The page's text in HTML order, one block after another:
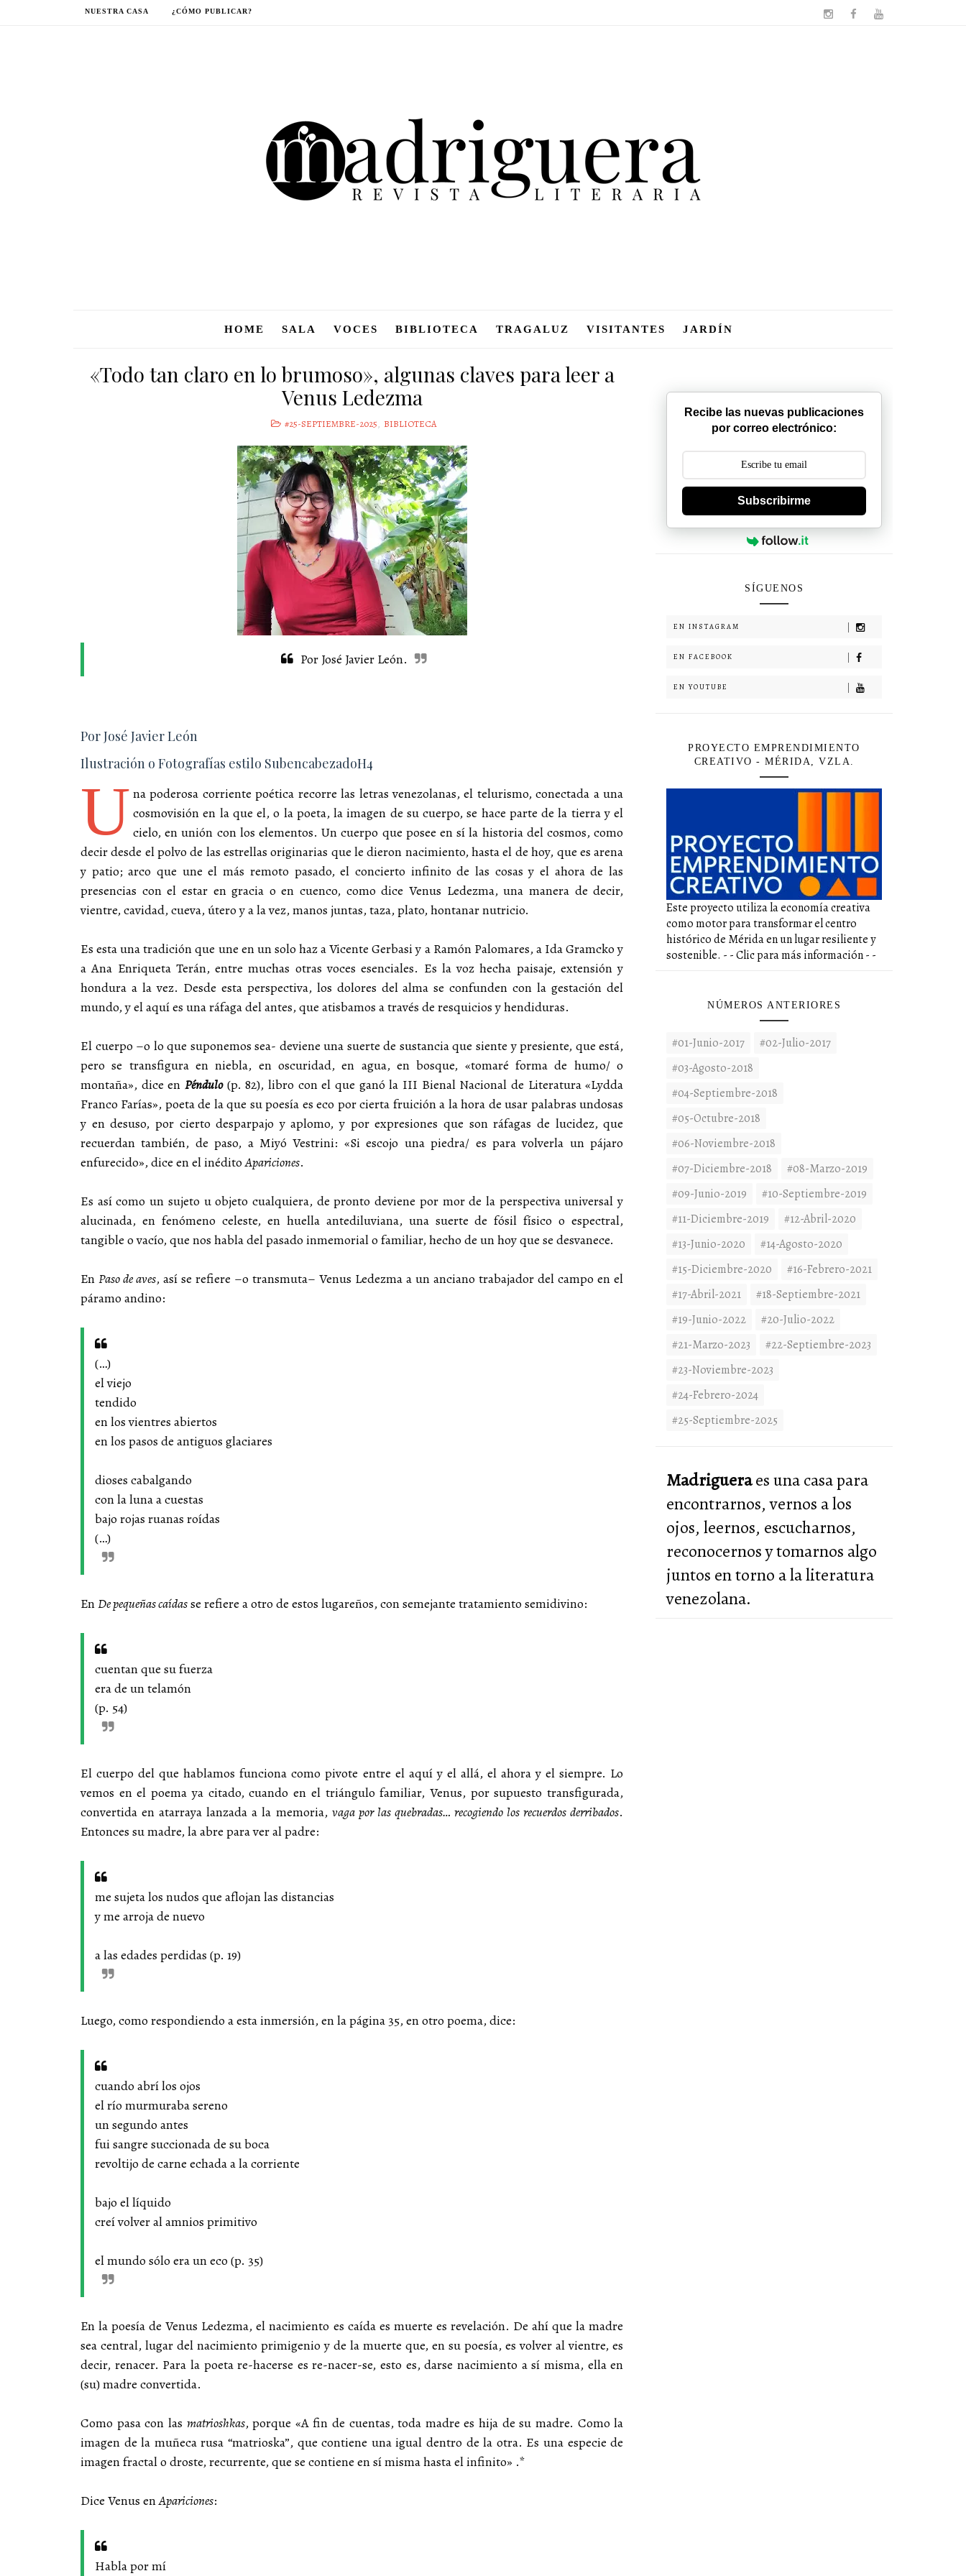
NUESTRA CASA ¿CÓMO PUBLICAR?
HOME SALA VOCES BIBLIOTECA TRAGALUZ VISITANTES JARDÍN
«Todo tan claro en lo brumoso», algunas claves para leer a
Venus Ledezma
#25-SEPTIEMBRE-2025, BIBLIOTECA
Por José Javier León.
Por José Javier León
Ilustración o Fotografías estilo SubencabezadoH4
U na poderosa corriente poética recorre las letras venezolanas, el telurismo, conectada a una
cosmovisión en la que el, o la poeta, la imagen de su cuerpo, se hace parte de la tierra y el
cielo, en unión con los elementos. Un cuerpo que posee en sí la historia del cosmos, como
decir desde el polvo de las estrellas originarias que le dieron nacimiento, hasta el de hoy, que es arena
y patio; arco que une el más remoto pasado, el concierto infinito de las cosas y el ahora de las
presencias con el estar en gracia o en cuenco, como dice Venus Ledezma, una manera de decir,
vientre, cavidad, cueva, útero y a la vez, manos juntas, taza, plato, hontanar nutricio.
Es esta una tradición que une en un solo haz a Vicente Gerbasi y a Ramón Palomares, a Ida Gramcko y
a Ana Enriqueta Terán, entre muchas otras voces esenciales. Es la voz hecha paisaje, extensión y
hondura a la vez. Desde esta perspectiva, los dolores del alma se confunden con la gestación del
mundo, y el aquí es una ráfaga del antes, que atisbamos a través de resquicios y hendiduras.
El cuerpo –o lo que suponemos sea- deviene una suerte de sustancia que siente y presiente, que está,
pero se transfigura en niebla, en oscuridad, en agua, en bosque, «tomaré forma de humo/ o
montaña», dice en Péndulo(p. 82), libro con el que ganó la III Bienal Nacional de Literatura «Lydda
Franco Farías», poeta de la que su poesía es eco por cierta fruición a la hora de usar palabras undosas
y en desuso, por cierto desparpajo y aplomo, y por expresiones que son ráfagas de lucidez, que
recuerdan también, de paso, a Miyó Vestrini: «Si escojo una piedra/ es para volverla un pájaro
enfurecido», dice en el inéditoApariciones.
Es así como un sujeto u objeto cualquiera, de pronto deviene por mor de la perspectiva universal y
alucinada, en fenómeno celeste, en huella antediluviana, una suerte de fósil físico o espectral,
tangible o vacío, que nos habla del pasado inmemorial o familiar, hecho de un hoy que se desvanece.
EnPaso de aves, así se refiere –o transmuta– Venus Ledezma a un anciano trabajador del campo en el
páramo andino:
(…)
el viejo
tendido
en los vientres abiertos
en los pasos de antiguos glaciares
dioses cabalgando
con la luna a cuestas
bajo rojas ruanas roídas
(…)
EnDe pequeñas caídasse refiere a otro de estos lugareños, con semejante tratamiento semidivino:
cuentan que su fuerza
era de un telamón
(p. 54)
El cuerpo del que hablamos funciona como pivote entre el aquí y el allá, el ahora y el siempre. Lo
vemos en el poema ya citado, cuando en el triángulo familiar, Venus, por supuesto transfigurada,
convertida en atarraya lanzada a la memoria, vaga por las quebradas… recogiendo los recuerdos derribados.
Entonces su madre, la abre para ver al padre:
me sujeta los nudos que aflojan las distancias
y me arroja de nuevo
a las edades perdidas (p. 19)
Luego, como respondiendo a esta inmersión, en la página 35, en otro poema, dice:
cuando abrí los ojos
el río murmuraba sereno
un segundo antes
fui sangre succionada de su boca
revoltijo de carne echada a la corriente
bajo el líquido
creí volver al amnios primitivo
el mundo sólo era un eco (p. 35)
En la poesía de Venus Ledezma, el nacimiento es caída es muerte es revelación. De ahí que la madre
sea central, lugar del nacimiento primigenio y de la muerte que, en su poesía, es volver al vientre, es
decir, renacer. Para la poeta re-hacerse es re-nacer-se, esto es, darse nacimiento a sí misma, ella en
(su) madre convertida.
Como pasa con las matrioshkas, porque «A fin de cuentas, toda madre es hija de su madre. Como la
imagen de la muñeca rusa “matrioska”, que contiene una igual dentro de la otra. Es una especie de
imagen fractal o droste, recurrente, que se contiene en sí misma hasta el infinito» .*
Dice Venus enApariciones:
Habla por mí
Recibe las nuevas publicaciones
por correo electrónico:
Subscribirme
SÍGUENOS
EN INSTAGRAM
EN FACEBOOK
EN YOUTUBE
PROYECTO EMPRENDIMIENTO
CREATIVO - MÉRIDA, VZLA.
Este proyecto utiliza la economía creativa
como motor para transformar el centro
histórico de Mérida en un lugar resiliente y
sostenible. - - Clic para más información - -
NÚMEROS ANTERIORES
#01-Junio-2017
#02-Julio-2017
#03-Agosto-2018
#04-Septiembre-2018
#05-Octubre-2018
#06-Noviembre-2018
#07-Diciembre-2018
#08-Marzo-2019
#09-Junio-2019
#10-Septiembre-2019
#11-Diciembre-2019
#12-Abril-2020
#13-Junio-2020
#14-Agosto-2020
#15-Diciembre-2020
#16-Febrero-2021
#17-Abril-2021
#18-Septiembre-2021
#19-Junio-2022
#20-Julio-2022
#21-Marzo-2023
#22-Septiembre-2023
#23-Noviembre-2023
#24-Febrero-2024
#25-Septiembre-2025
Madrigueraes una casa para
encontrarnos, vernos a los
ojos, leernos, escucharnos,
reconocernos y tomarnos algo
juntos en torno a la literatura
venezolana.